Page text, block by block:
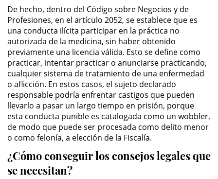
Agresión Agravada
Agresión Contra un Agente del
Orden Público
Asalto con Arma Mortal
Asalto con Químicos Cáusticos
Asalto Contra un Funcionario
Público
Asalto Simple
Asuntos Posteriores a la Condena
De hecho, dentro del Código sobre Negocios y de
Profesiones, en el artículo 2052, se establece que es
una conducta ilícita participar en la práctica no
autorizada de la medicina, sin haber obtenido
previamente una licencia válida. Esto se define como
practicar, intentar practicar o anunciarse practicando,
cualquier sistema de tratamiento de una enfermedad
o aflicción. En estos casos, el sujeto declarado
responsable podría enfrentar castigos que pueden
llevarlo a pasar un largo tiempo en prisión, porque
esta conducta punible es catalogada como un wobbler,
de modo que puede ser procesada como delito menor
o como felonía, a elección de la Fiscalía.
¿Cómo conseguir los consejos legales que
se necesitan?